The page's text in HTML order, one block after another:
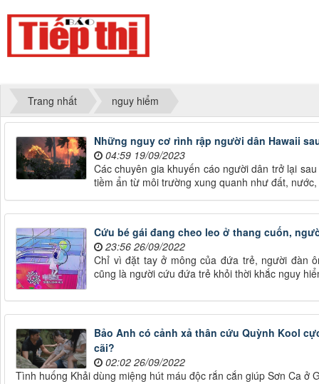
Trang nhất nguy hiểm
Những nguy cơ rình rập người dân Hawaii
04:59 19/09/2023
Các chuyên gia khuyến cáo người dân trở lại
tiềm ẩn từ môi trường xung quanh như đất,
Cứu bé gái đang cheo leo ở thang cuốn,
23:56 26/09/2022
Chỉ vì đặt tay ở mông của đứa trẻ, người đàn
cũng là người cứu đứa trẻ khỏi thời khắc nguy
Bảo Anh có cảnh xả thân cứu Quỳnh Kool
cãi?
02:02 26/09/2022
Tình huống Khải dùng miệng hút máu độc rắn cắn giúp Sơn Ca ở